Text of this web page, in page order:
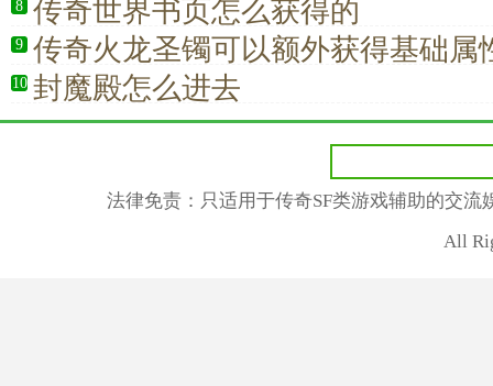
8 传奇世界书页怎么获得的
9 传奇火龙圣镯可以额外获得基础属
10 封魔殿怎么进去
法律免责：只适用于传奇SF类游戏辅助的交
All